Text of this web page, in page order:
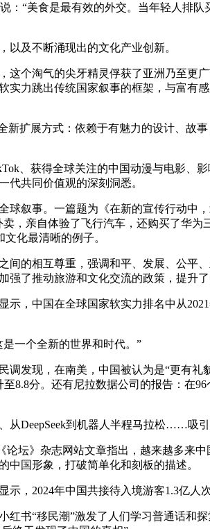
“美食是最有效的外交。当年轻人排
及不断涌现出的文化产业创新。
淘气的尖牙精灵俘获了亚洲乃至更
力跳出传统国家叙事的框架，与富有
展方式：依赖于有魅力的设计、故
获得全球关注的中国动漫与电影、
代共同价值观的深刻洞悉。
事。一篇题为《在新的宣传行动中
，亲自体验了飞行汽车，还购买了华为
化最清晰的例子。
的相互尊重，强调和平、发展、公平
了推动旅游和文化交流的政策，提升了
中国在全球国家软实力排名中从
一个全新的世界和时代。”
现，在南美，中国被认为是“更有礼
8.8分。还有尼拉数据公司的报告：在
DeepSeek到机器人半程马拉松……吸引
》杂志网站文章指出，越来越多来中
国形象，打破简单化和刻板的描述。
2024年中国共接待入境游客1.3亿人次
“移民潮”激发了人们学习普通话和